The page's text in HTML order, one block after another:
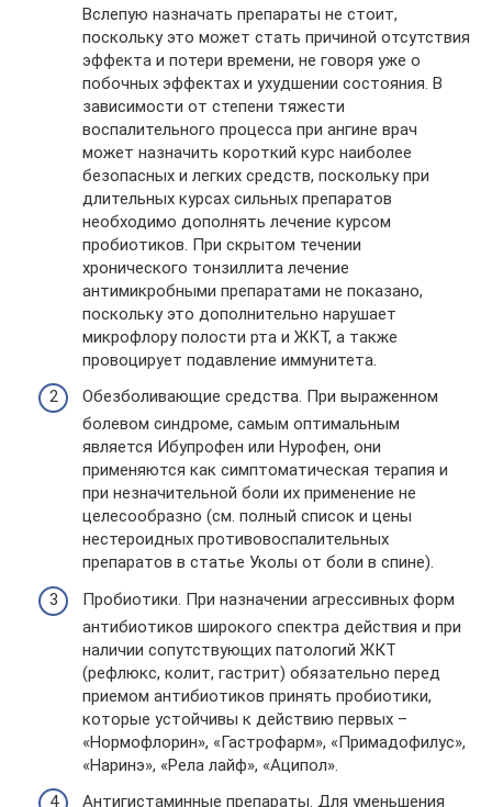
Вслепую назначать препараты не стоит,
поскольку это может стать причиной отсутствия
эффекта и потери времени, не говоря уже о
побочных эффектах и ухудшении состояния. В
зависимости от степени тяжести
воспалительного процесса при ангине врач
может назначить короткий курс наиболее
безопасных и легких средств, поскольку при
длительных курсах сильных препаратов
необходимо дополнять лечение курсом
пробиотиков. При скрытом течении
хронического тонзиллита лечение
антимикробными препаратами не показано,
поскольку это дополнительно нарушает
микрофлору полости рта и ЖКТ, а также
провоцирует подавление иммунитета.
Обезболивающие средства. При выраженном
болевом синдроме, самым оптимальным
является Ибупрофен или Нурофен, они
применяются как симптоматическая терапия и
при незначительной боли их применение не
целесообразно (см. полный список и цены
нестероидных противовоспалительных
препаратов в статье Уколы от боли в спине).
Пробиотики. При назначении агрессивных форм
антибиотиков широкого спектра действия и при
наличии сопутствующих патологий ЖКТ
(рефлюкс, колит, гастрит) обязательно перед
приемом антибиотиков принять пробиотики,
которые устойчивы к действию первых –
«Нормофлорин», «Гастрофарм», «Примадофилус»,
«Наринэ», «Рела лайф», «Аципол».
Антигистаминные препараты. Для уменьшения